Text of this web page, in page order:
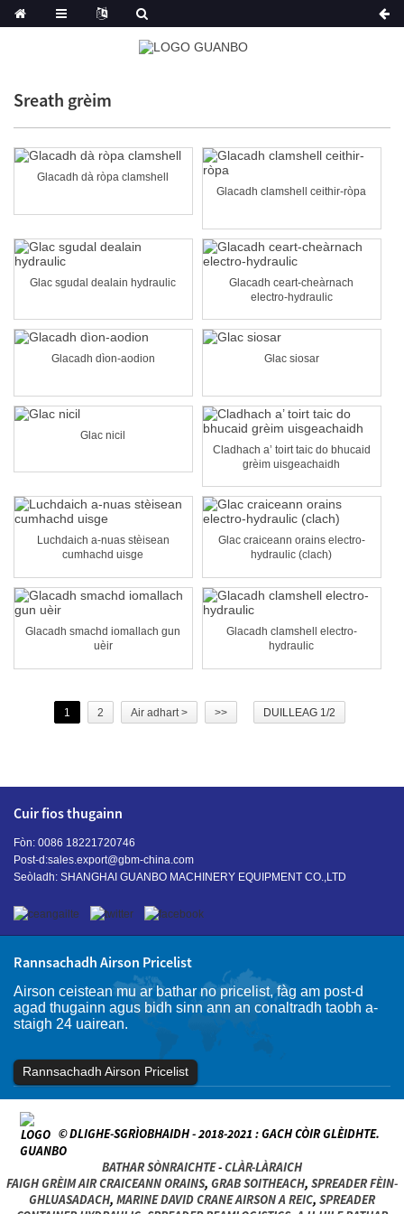
Sreath grèim
Glacadh dà ròpa clamshell
Glacadh clamshell ceithir-ròpa
Glac sgudal dealain hydraulic
Glacadh ceart-cheàrnach
electro-hydraulic
Glacadh dìon-aodion Glac siosar
Glac nicil
Cladhach a’ toirt taic do bhucaid
grèim uisgeachaidh
Luchdaich a-nuas stèisean
cumhachd uisge
Glac craiceann orains electro-
hydraulic (clach)
Glacadh smachd iomallach gun
uèir
Glacadh clamshell electro-
hydraulic
1 2 Air adhart > >> DUILLEAG 1/2
Cuir fios thugainn
Fòn: 0086 18221720746
Post-d:sales.export@gbm-china.com
Seòladh: SHANGHAI GUANBO MACHINERY EQUIPMENT CO.,LTD
Rannsachadh Airson Pricelist
Airson ceistean mu ar bathar no pricelist, fàg am post-d
agad thugainn agus bidh sinn ann an conaltradh taobh a-
staigh 24 uairean.
Rannsachadh Airson Pricelist
© DLIGHE-SGRÌOBHAIDH - 2018-2021 : GACH CÒIR GLÈIDHTE.
BATHAR SÒNRAICHTE-CLÀR-LÀRAICH
FAIGH GRÈIM AIR CRAICEANN ORAINS, GRAB SOITHEACH, SPREADER FÈIN-
GHLUASADACH, MARINE DAVID CRANE AIRSON A REIC, SPREADER